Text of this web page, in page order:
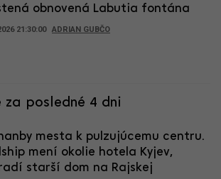
obnovená Labutia fontána
21:30:00 ADRIAN GUBČO
posledné 4 dni
mesta k pulzujúcemu centru.
mení okolie hotela Kyjev,
starší dom na Rajskej